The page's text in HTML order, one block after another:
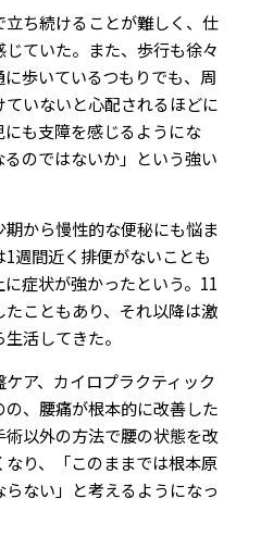
ち続けることが難しく、仕
ていた。また、歩行も徐々
歩いているつもりでも、周
いないと心配されるほどに
も支障を感じるようにな
のではないか」という強い
から慢性的な便秘にも悩ま
週間近く排便がないことも
症状が強かったという。11
こともあり、それ以降は激
活してきた。
ア、カイロプラクティック
、腰痛が根本的に改善した
以外の方法で腰の状態を改
り、「このままでは根本原
ない」と考えるようになっ